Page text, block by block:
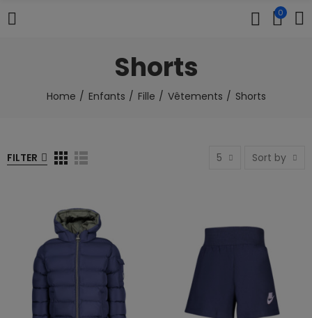
0
Shorts
Home Enfants Fille Vêtements Shorts
FILTER 5 Sort by